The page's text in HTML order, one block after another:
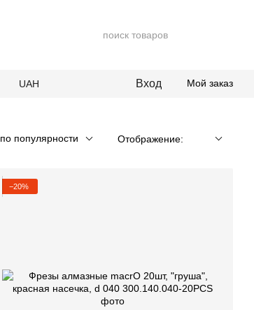
UAH Вход Мой заказ
по популярности Отображение:
−20%